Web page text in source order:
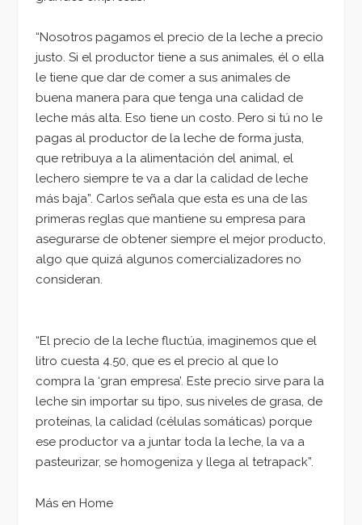
“Nosotros pagamos el precio de la leche a precio
justo. Si el productor tiene a sus animales, él o ella
le tiene que dar de comer a sus animales de
buena manera para que tenga una calidad de
leche más alta. Eso tiene un costo. Pero si tú no le
pagas al productor de la leche de forma justa,
que retribuya a la alimentación del animal, el
lechero siempre te va a dar la calidad de leche
más baja”. Carlos señala que esta es una de las
primeras reglas que mantiene su empresa para
asegurarse de obtener siempre el mejor producto,
algo que quizá algunos comercializadores no
consideran.
“El precio de la leche fluctúa, imaginemos que el
litro cuesta 4.50, que es el precio al que lo
compra la ‘gran empresa’. Este precio sirve para la
leche sin importar su tipo, sus niveles de grasa, de
proteínas, la calidad (células somáticas) porque
ese productor va a juntar toda la leche, la va a
pasteurizar, se homogeniza y llega al tetrapack”.
Más en Home